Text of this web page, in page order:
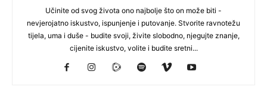
Učinite od svog života ono najbolje što on može biti -
nevjerojatno iskustvo, ispunjenje i putovanje. Stvorite ravnotežu
tijela, uma i duše - budite svoji, živite slobodno, njegujte znanje,
cijenite iskustvo, volite i budite sretni...